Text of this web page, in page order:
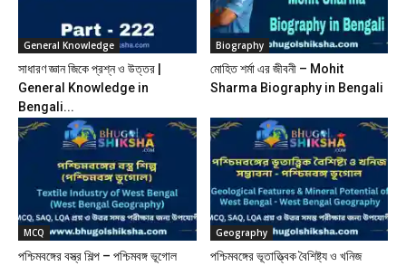
General Knowledge
সাধারণ জ্ঞান জিকে প্রশ্ন ও উত্তর |
General Knowledge in
Bengali...
Biography
মোহিত শর্মা এর জীবনী – Mohit
Sharma Biography in Bengali
MCQ
পশ্চিমবঙ্গের বস্ত্র শিল্প – পশ্চিমবঙ্গ ভূগোল
Geography
পশ্চিমবঙ্গের ভূতাত্ত্বিক বৈশিষ্ট্য ও খনিজ